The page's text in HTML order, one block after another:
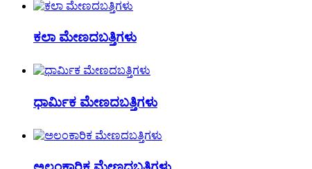
ಕಲಾ ಮೇಣದಬತ್ತಿಗಳು
ಧಾರ್ಮಿಕ ಮೇಣದಬತ್ತಿಗಳು